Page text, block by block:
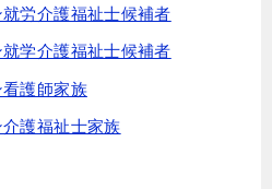
労介護福祉士候補者
学介護福祉士候補者
護師家族
護福祉士家族